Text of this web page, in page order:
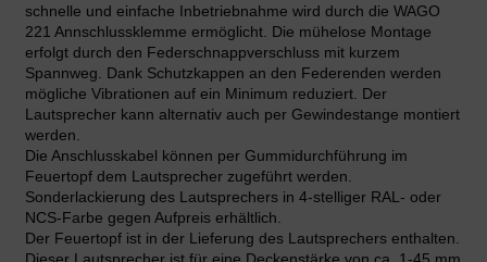
schnelle und einfache Inbetriebnahme wird durch die WAGO
221 Annschlussklemme ermöglicht. Die mühelose Montage
erfolgt durch den Federschnappverschluss mit kurzem
Spannweg. Dank Schutzkappen an den Federenden werden
mögliche Vibrationen auf ein Minimum reduziert. Der
Lautsprecher kann alternativ auch per Gewindestange montiert
werden.
Die Anschlusskabel können per Gummidurchführung im
Feuertopf dem Lautsprecher zugeführt werden.
Sonderlackierung des Lautsprechers in 4-stelliger RAL- oder
NCS-Farbe gegen Aufpreis erhältlich.
Der Feuertopf ist in der Lieferung des Lautsprechers enthalten.